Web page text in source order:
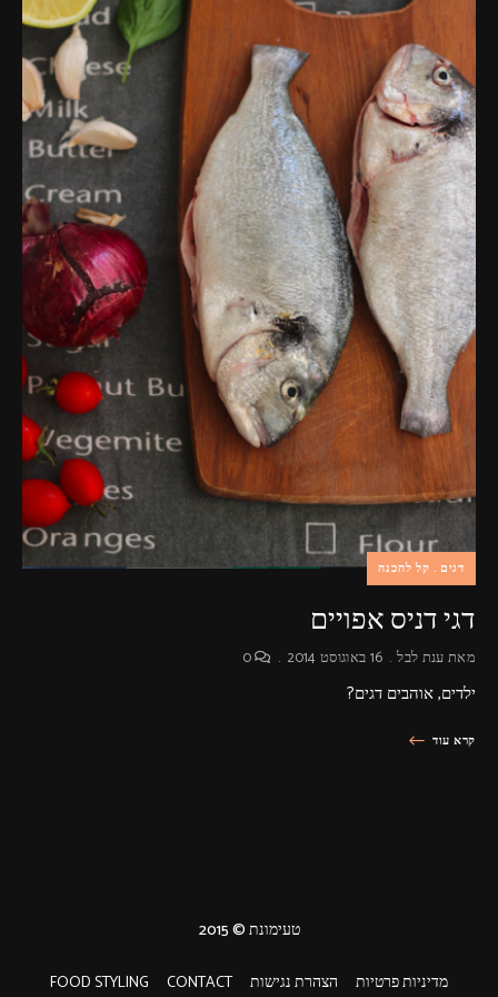
פרסומות,
מדיה
דיגיטלית
ועוד.
דגים קל להכנה
דגי דניס אפויים
מאתענת לבל 16 באוגוסט 2014 0
ילדים, אוהבים דגים?
קרא עוד
מדיניות פרטיות הצהרת נגישות CONTACT
FOOD STYLING
טעימונת © 2015